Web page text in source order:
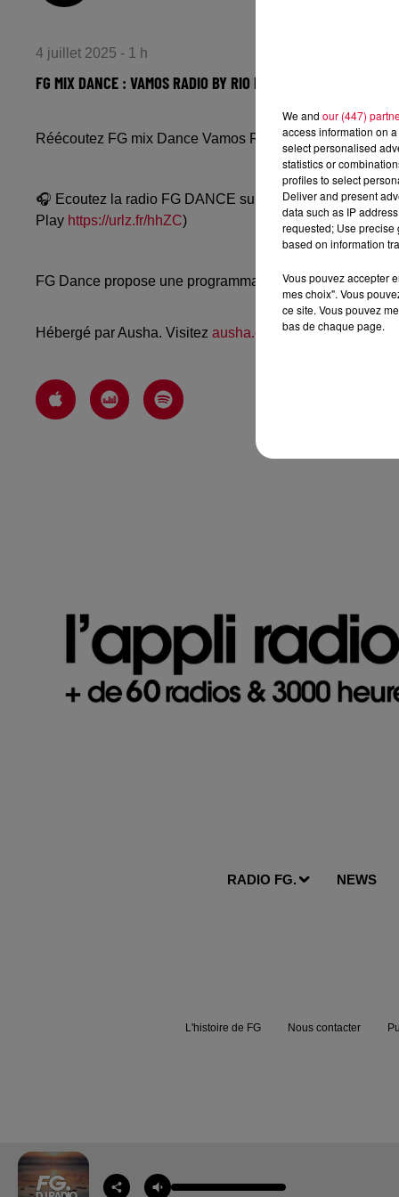
4 juillet 2025 - 1 h
FG MIX DANCE : VAMOS RADIO BY RIO DELA DUNA
Réécoutez FG mix Dance Vamos Radio by Rio Dela
🎧 Ecoutez la radio FG DANCE sur
www.radiofg.com/fg-
Play https://urlz.fr/hhZC)
FG Dance propose une programmation dance, EDM,
Hébergé par Ausha. Visitez ausha.co/politique-de-
RADIO FG. NEWS
L'histoire de FG Nous contacter
We and our (447)
access information on
select personalised
statistics or
profiles to select
Deliver and present
data such as IP
requested; Use precise
based on information
Vous pouvez accepter
mes choix". Vous
ce site. Vous pouvez
bas de chaque page.